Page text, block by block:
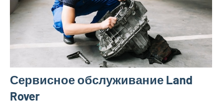
Сервисное обслуживание Land
Rover